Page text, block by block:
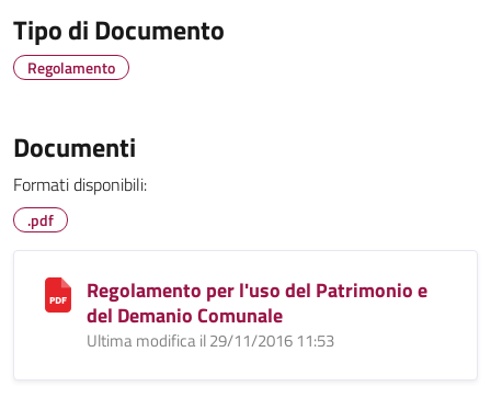
Tipo di Documento
Regolamento
Documenti
Formati disponibili:
.pdf
Regolamento per l'uso del Patrimonio e
del Demanio Comunale
Ultima modifica il 29/11/2016 11:53